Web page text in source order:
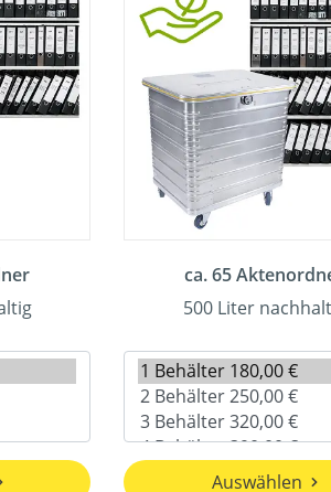
ca. 65
500 Liter
Auswählen